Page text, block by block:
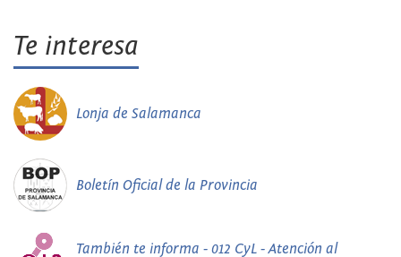
Te interesa
Lonja de Salamanca
Boletín Oficial de la Provincia
También te informa - 012 CyL - Atención al